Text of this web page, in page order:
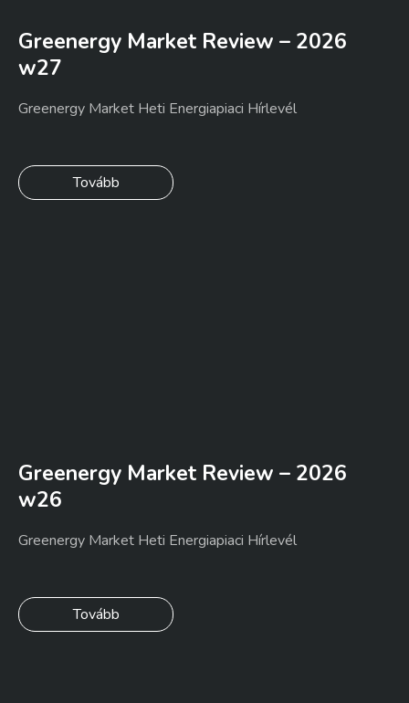
Greenergy Market Review – 2026
w27
Greenergy Market Heti Energiapiaci Hírlevél
Tovább
Greenergy Market Review – 2026
w26
Greenergy Market Heti Energiapiaci Hírlevél
Tovább